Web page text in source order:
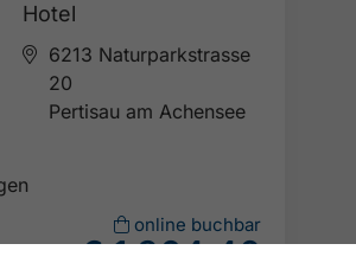
Hotel
6213 Naturparkstrasse
20
Pertisau am Achensee
online buchbar
€ 1.364,40